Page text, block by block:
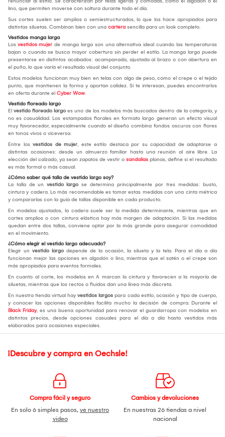
lino, que permiten moverse con soltura durante todo el día.
Sus cortes suelen ser amplios o semiestructurados, lo que los hace apropiados para
distintas siluetas. Combinan bien con una cartera sencilla para un look completo.
Vestidos manga larga
Los vestidos mujer de manga larga son una alternativa ideal cuando las temperaturas
bajan o cuando se busca mayor cobertura sin perder el estilo. La manga larga puede
presentarse en distintos acabados: acampanada, ajustada al brazo o con abertura en
el puño, lo que varía el resultado visual del conjunto.
Estos modelos funcionan muy bien en telas con algo de peso, como el crepe o el tejido
punto, que mantienen la forma y aportan calidez. Si te interesan, puedes encontrarlos
en oferta durante el Cyber Wow.
Vestido floreado largo
El vestido floreado largo es uno de los modelos más buscados dentro de la categoría, y
no es casualidad. Los estampados florales en formato largo generan un efecto visual
muy favorecedor, especialmente cuando el diseño combina fondos oscuros con flores
en tonos vivos o viceversa.
Entre los vestidos de mujer, este estilo destaca por su capacidad de adaptarse a
distintas ocasiones: desde un almuerzo familiar hasta una reunión al aire libre. La
elección del calzado, ya sean zapatos de vestir o sandalias planas, define si el resultado
es más formal o más casual.
¿Cómo saber qué talla de vestido largo soy?
La talla de un vestido largo se determina principalmente por tres medidas: busto,
cintura y cadera. Lo más recomendable es tomar estas medidas con una cinta métrica
y compararlas con la guía de tallas disponible en cada producto.
En modelos ajustados, la cadera suele ser la medida determinante, mientras que en
cortes amplios o con cintura elástica hay más margen de adaptación. Si las medidas
quedan entre dos tallas, conviene optar por la más grande para asegurar comodidad
en el movimiento.
¿Cómo elegir el vestido largo adecuado?
Elegir un vestido largo depende de la ocasión, la silueta y la tela. Para el día a día
funcionan mejor las opciones en algodón o lino, mientras que el satén o el crepe son
más apropiados para eventos formales.
En cuanto al corte, los modelos en A marcan la cintura y favorecen a la mayoría de
siluetas, mientras que los rectos o fluidos dan una línea más discreta.
En nuestra tienda virtual hay vestidos largos para cada estilo, ocasión y tipo de cuerpo,
y conocer las opciones disponibles facilita mucho la decisión de compra. Durante el
Black Friday, es una buena oportunidad para renovar el guardarropa con modelos en
distintos precios, desde opciones casuales para el día a día hasta vestidos más
elaborados para ocasiones especiales.
¡Descubre y compra en Oechsle!
Compra fácil y seguro
En solo 6 simples pasos, ve nuestro
video
Cambios y devoluciones
En nuestras 26 tiendas a nivel
nacional